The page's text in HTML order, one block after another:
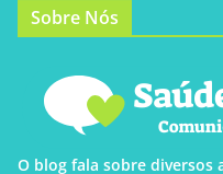
Sobre Nós
O blog fala sobre diversos